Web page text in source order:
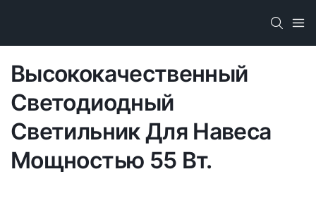
Высококачественный
Светодиодный
Светильник Для Навеса
Мощностью 55 Вт.